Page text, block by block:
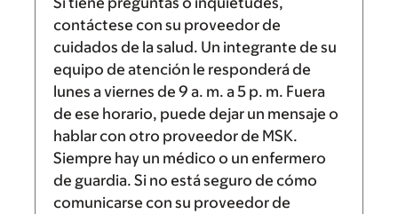
contáctese con su proveedor de
cuidados de la salud. Un integrante de su
equipo de atención le responderá de
lunes a viernes de 9 a. m. a5 p. m. Fuera
de ese horario, puede dejar un mensaje o
hablar con otro proveedor de MSK.
Siempre hay un médico o un enfermero
de guardia. Si no está seguro de cómo
comunicarse con su proveedor de